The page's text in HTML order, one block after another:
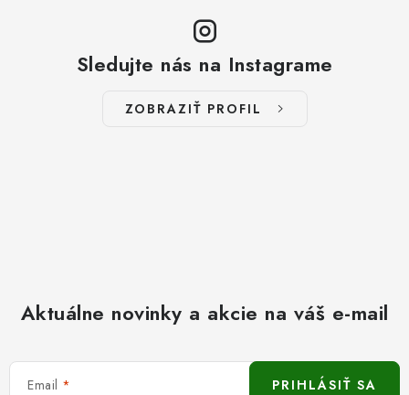
Sledujte nás na Instagrame
ZOBRAZIŤ PROFIL
Aktuálne novinky a akcie na váš e-mail
Email PRIHLÁSIŤ SA